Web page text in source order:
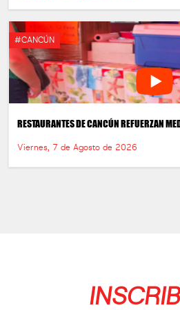
#CANCÚN
RESTAURANTES DE CANCÚN REFUERZAN
Viernes, 7 de Agosto de 2026